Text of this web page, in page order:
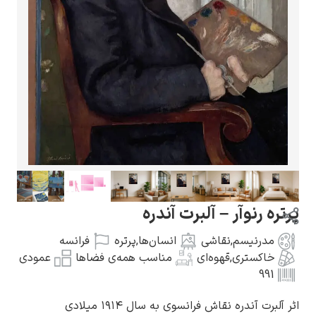
گوستاو کلیمت
ادوارد مونک
کامی پیسارو
رنوآر – آلبرت آندره
مدرنیسم,نقاشی انسان‌ها,پرتره
فرانسه
خاکستری,قهوه‌ای مناسب همه‌ی فضاها
عمودی
991
آلبرت آندره نقاش فرانسوی به سال ۱۹۱۴ میلادی